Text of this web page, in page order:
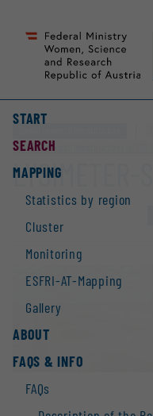
Seiteninhalt
Accesskey
Hauptnavigation
Accesskey
START
SEARCH
MAPPING
Statistics by region
Cluster
Monitoring
ESFRI-AT-Mapping
Gallery
ABOUT
FAQS & INFO
FAQs
ESFRI-Research Infrastructures „eLTER
LYSIMETER-